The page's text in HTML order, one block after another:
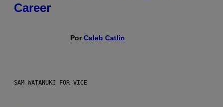
Career
PorCaleb Catlin
SAM WATANUKI FOR VICE